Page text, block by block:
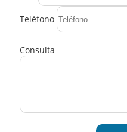
Teléfono
Consulta